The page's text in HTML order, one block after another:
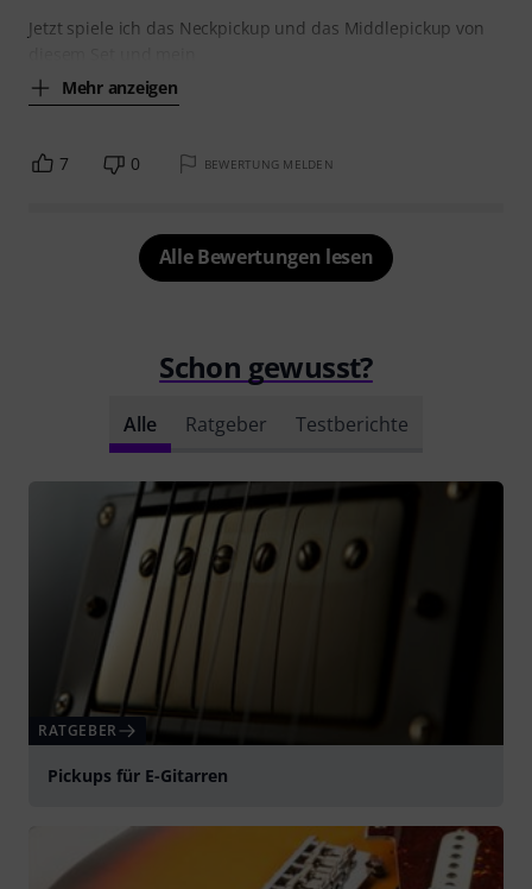
Jetzt spiele ich das Neckpickup und das Middlepickup von
Mehr anzeigen
7 0 BEWERTUNG MELDEN
Alle Bewertungen lesen
Schon gewusst?
Alle Ratgeber Testberichte
RATGEBER
Pickups für E-Gitarren